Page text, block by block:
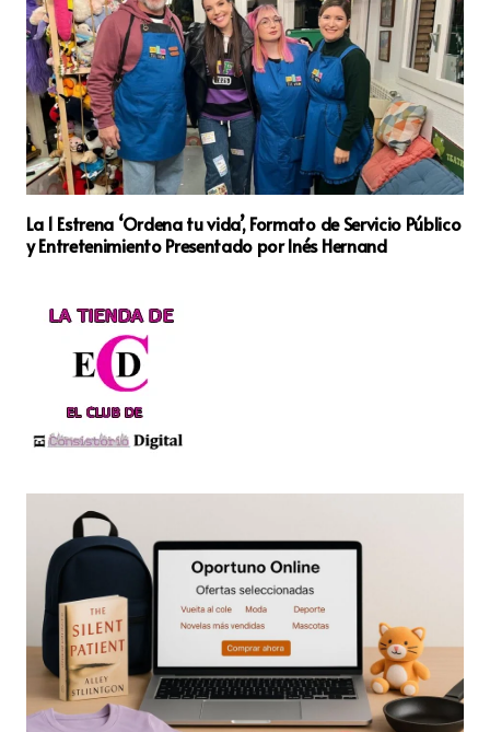
La 1 Estrena ‘Ordena tu vida’, Formato de Servicio Público
y Entretenimiento Presentado por Inés Hernand